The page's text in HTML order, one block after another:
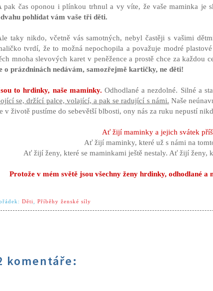
pak čas oponou i plínkou trhnul a vy víte, že vaše maminka je
pohlídat vám vaše tři děti.
taky nikdo, včetně vás samotných, nebyl častěji s vašimi
tvrdí, že to možná nepochopila a považuje modré
mnoha slevových karet v peněžence a prostě chce za každou
o prázdninách nedávám, samozřejmě kartičky, ne děti!
to hrdinky, naše maminky. Odhodlané a nezdolné. Silné a
se, držící palce, volající, a pak se radující s námi. Naše
v životě pustíme do sebevětší blbosti, ony nás za ruku nepustí
Ať žijí maminky a jejich svátek
Ať žijí maminky, které už s námi na
Ať žijí ženy, které se maminkami ještě nestaly. Ať žijí ženy,
Protože v mém světě jsou všechny ženy hrdinky, odhodlané a
Děti Příběhy ženské síly
komentáře: